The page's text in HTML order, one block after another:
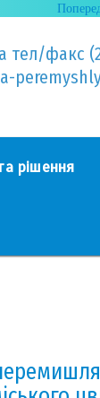
тел/факс
рішення